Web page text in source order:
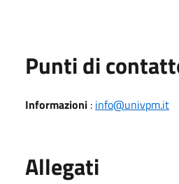
Punti di
Informazioni : info@univpm.it
Allegati